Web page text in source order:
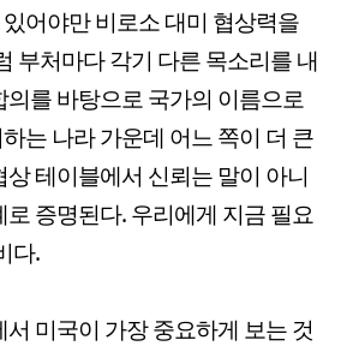
어야만 비로소 대미 협상력을
부처마다 각기 다른 목소리를 내
를 바탕으로 국가의 이름으로
는 나라 가운데 어느 쪽이 더 큰
테이블에서 신뢰는 말이 아니
증명된다. 우리에게 지금 필요
다.
서 미국이 가장 중요하게 보는 것